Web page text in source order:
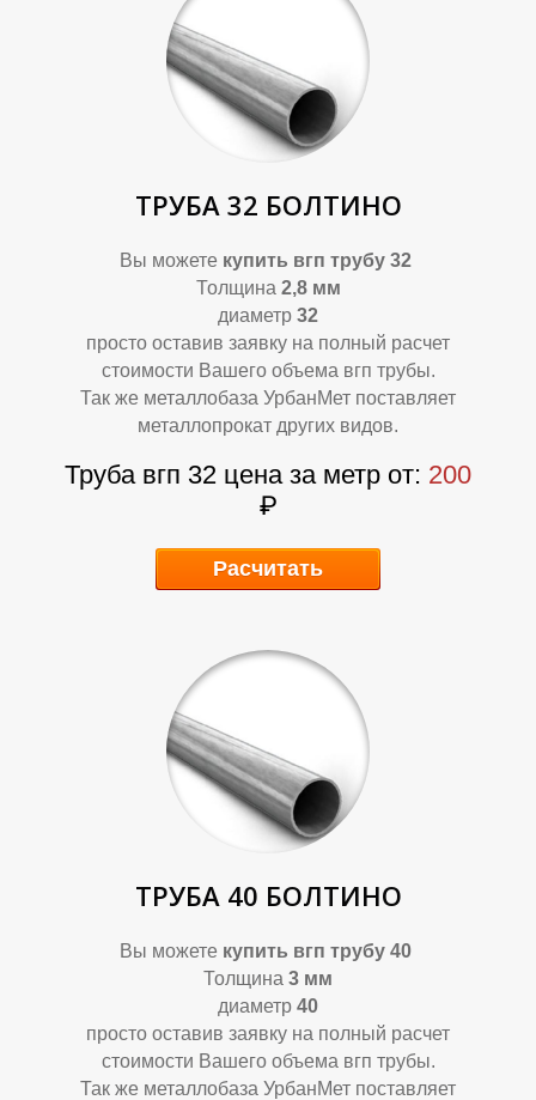
П
Р
ТРУБА 32 БОЛТИНО
Вы можете купить вгп трубу 32
Толщина 2,8 мм
диаметр 32
просто оставив заявку на полный расчет
стоимости Вашего объема вгп трубы.
Так же металлобаза УрбанМет поставляет
металлопрокат других видов.
Труба вгп 32 цена за метр от: 200
₽
Расчитать
ТРУБА 40 БОЛТИНО
Вы можете купить вгп трубу 40
Толщина 3 мм
диаметр 40
просто оставив заявку на полный расчет
стоимости Вашего объема вгп трубы.
Так же металлобаза УрбанМет поставляет
П
Р